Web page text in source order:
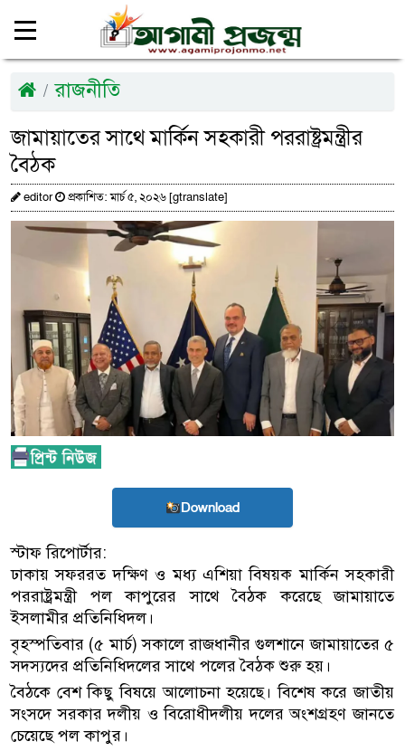
রাজনীতি
জামায়াতের সাথে মার্কিন সহকারী পররাষ্ট্রমন্ত্রীর
বৈঠক
editor প্রকাশিত: মার্চ ৫, ২০২৬ [gtranslate]
Download
স্টাফ রিপোর্টার:
ঢাকায় সফররত দক্ষিণ ও মধ্য এশিয়া বিষয়ক মার্কিন সহকারী
পররাষ্ট্রমন্ত্রী পল কাপুরের সাথে বৈঠক করেছে জামায়াতে
ইসলামীর প্রতিনিধিদল।
বৃহস্পতিবার (৫ মার্চ) সকালে রাজধানীর গুলশানে জামায়াতের ৫
সদস্যদের প্রতিনিধিদলের সাথে পলের বৈঠক শুরু হয়।
বৈঠকে বেশ কিছু বিষয়ে আলোচনা হয়েছে। বিশেষ করে জাতীয়
সংসদে সরকার দলীয় ও বিরোধীদলীয় দলের অংশগ্রহণ জানতে
চেয়েছে পল কাপুর।